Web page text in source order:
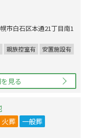
市白石区本通21丁目南1
親族控室有
安置施設有
見る
火葬 一般葬